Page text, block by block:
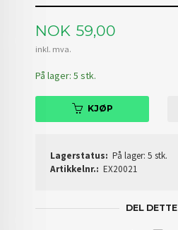
Pris
NOK 59,00
inkl. mva.
På lager: 5 stk.
KJØP
Lagerstatus: På lager: 5 stk.
Artikkelnr.: EX20021
DEL DETTE